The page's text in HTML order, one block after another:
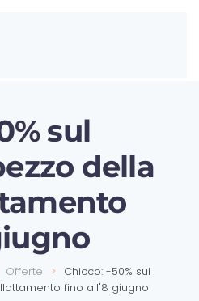
sul
della
Offerte
Chicco: -50% sul
fino all'8 giugno